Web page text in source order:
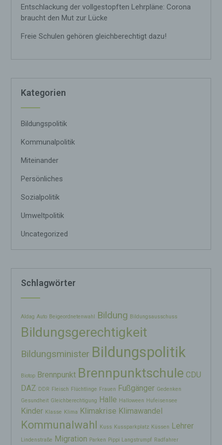
Entschlackung der vollgestopften Lehrpläne: Corona
braucht den Mut zur Lücke
Freie Schulen gehören gleichberechtigt dazu!
Kategorien
Bildungspolitik
Kommunalpolitik
Miteinander
Persönliches
Sozialpolitik
Umweltpolitik
Uncategorized
Schlagwörter
Aldag Auto Beigeordnetenwahl Bildung Bildungsausschuss
Bildungsgerechtigkeit
Bildungsminister Bildungspolitik
Biotop Brennpunkt Brennpunktschule CDU
DAZ DDR Fleisch Flüchtlinge Frauen Fußgänger Gedenken
Gesundheit Gleichberechtigung Halle Halloween Hufeisensee
Kinder Klasse Klima Klimakrise Klimawandel
Kommunalwahl Kuss Kussparkplatz Küssen Lehrer
Lindenstraße Migration Parken Pippi Langstrumpf Radfahrer
automatisierter Verfahren ausgeführte Vorgang
Zusammenhang mit personenbezogenen Daten
Organisation, das Ordnen, die Speicherung, die
durch Übermittlung, Verbreitung oder eine
andere Form der Bereitstellung, den Abgleich
Löschen oder die Vernichtung.
d) Einschränkung der Verarbeitung
Einschränkung der Verarbeitung ist die
Daten mit dem Ziel, ihre künftige Verarbeitung
Verarbeitung personenbezogener Daten, die
Person beziehen, zu bewerten, insbesondere,
um Aspekte bezüglich Arbeitsleistung,
wirtschaftlicher Lage, Gesundheit, persönlicher
Verhalten, Aufenthaltsort oder Ortswechsel
dieser natürlichen Person zu analysieren oder
vorherzusagen.
f) Pseudonymisierung
Pseudonymisierung ist die Verarbeitung
personenbezogener Daten in einer Weise, auf
welche die personenbezogenen Daten ohne